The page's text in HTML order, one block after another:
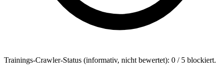
Trainings-Crawler-Status (informativ, nicht bewertet): 0 / 5 blockiert.